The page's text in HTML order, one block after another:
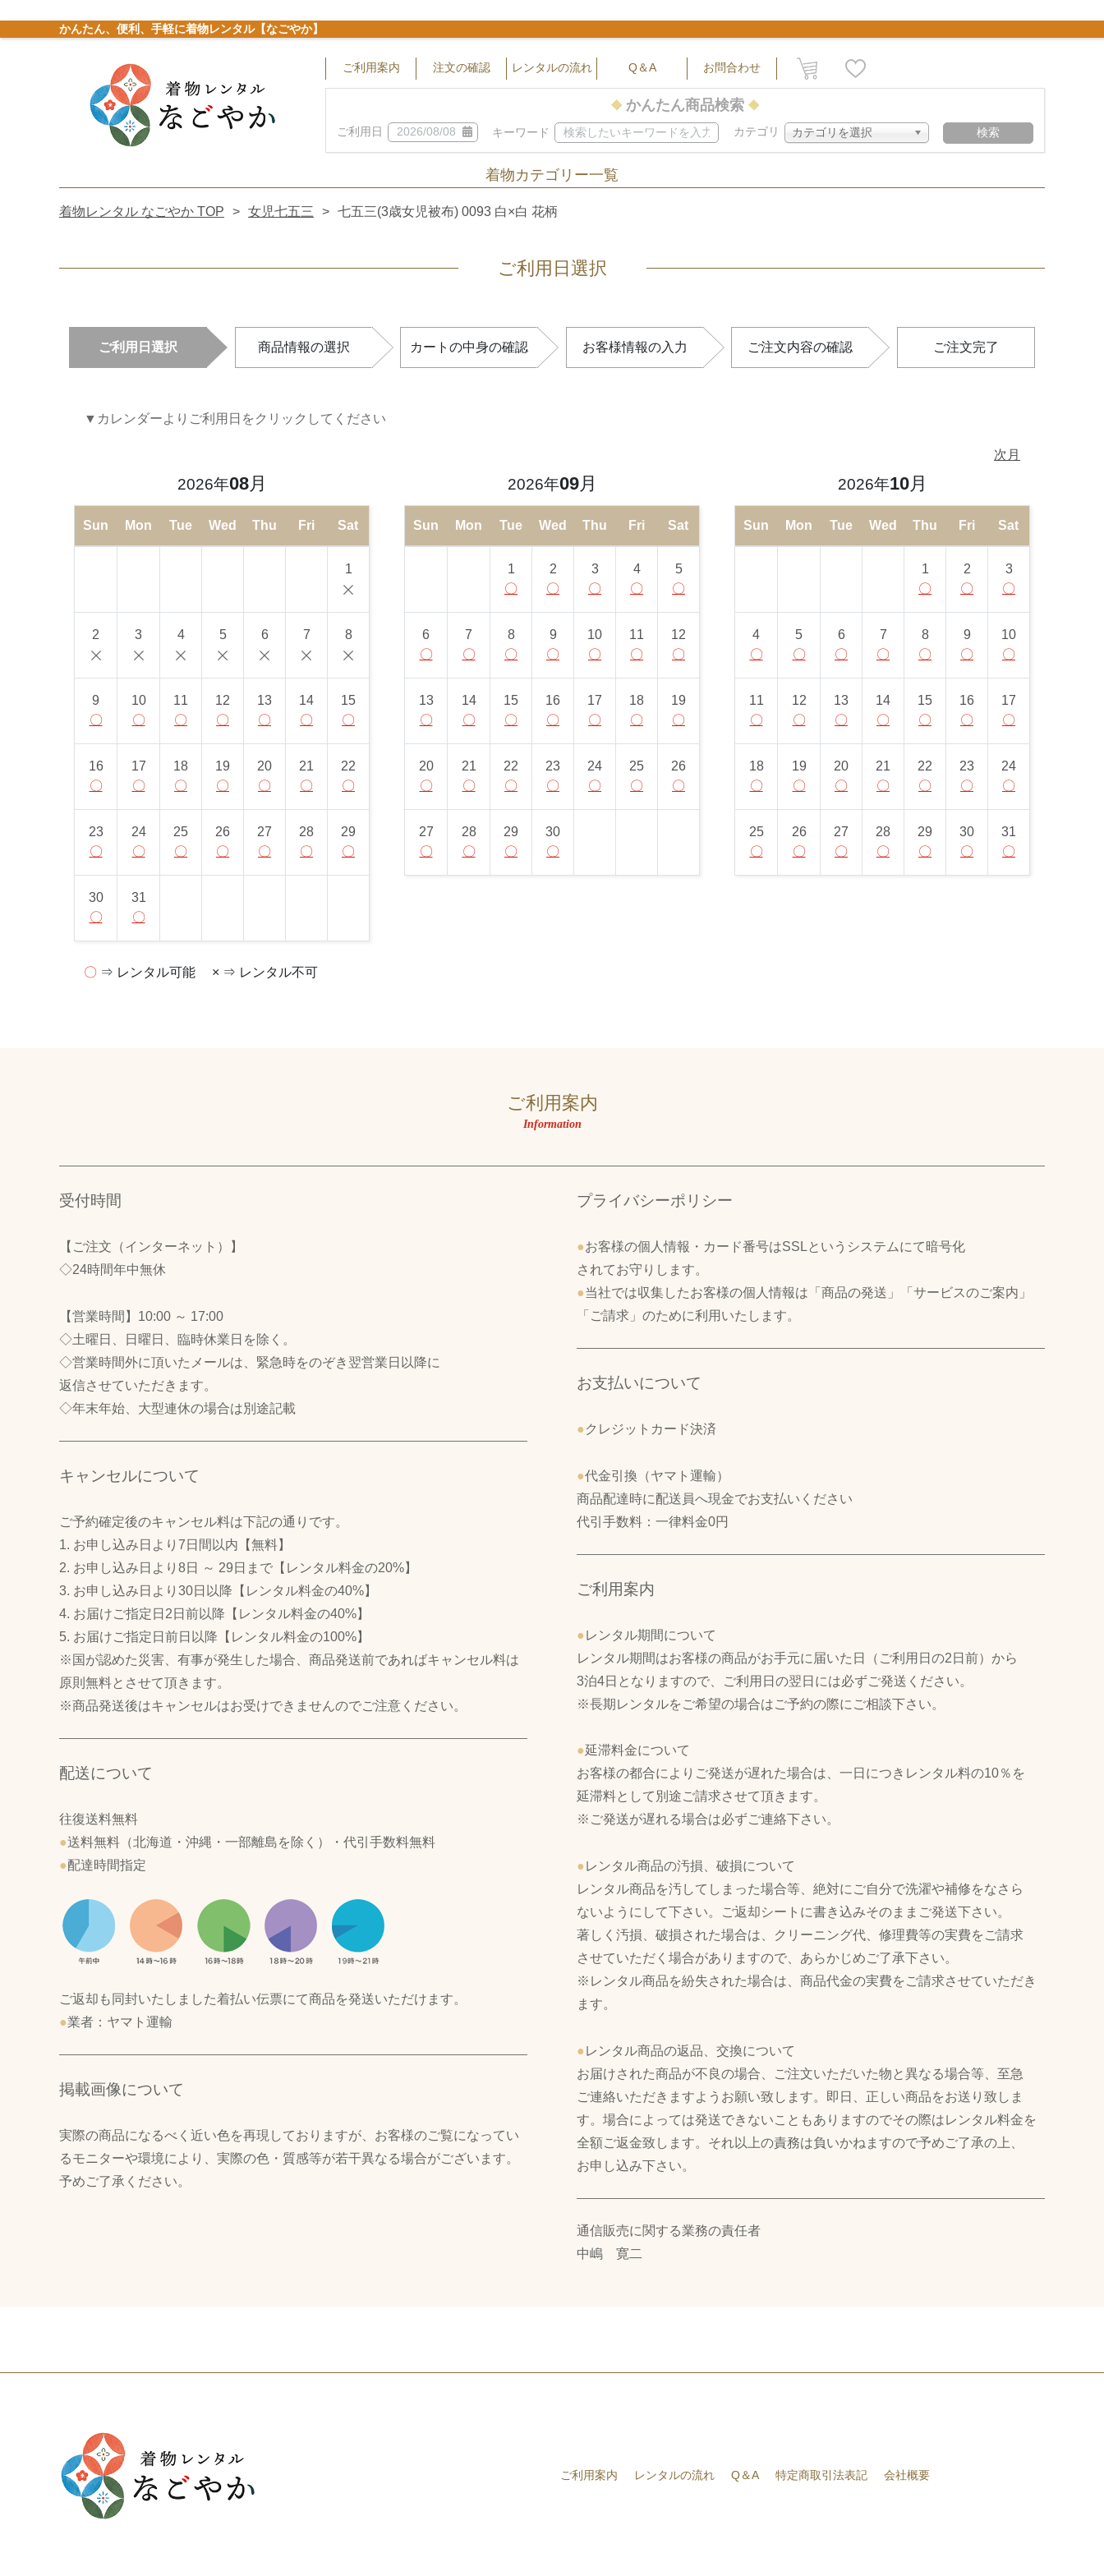
閉じる 検索
かんたん、便利、手軽に着物レンタル【なごやか】
ご利用案内 注文の確認 レンタルの流れ Q＆A お問合わせ
かんたん商品検索
ご利用日 キーワード カテゴリ カテゴリを選択 検索
着物カテゴリー一覧
着物レンタル なごやか TOP > 女児七五三 > 七五三(3歳女児被布) 0093 白×白 花柄
ご利用日選択
ご利用日選択 商品情報の選択 カートの中身の確認 お客様情報の入力 ご注文内容の確認 ご注文完了
▼カレンダーよりご利用日をクリックしてください
次月
2026年08月
Sun Mon Tue Wed Thu Fri Sat
1
2 3 4 5 6 7 8
9
〇
10
〇
11
〇
12
〇
13
〇
14
〇
15
〇
16
〇
17
〇
18
〇
19
〇
20
〇
21
〇
22
〇
23
〇
24
〇
25
〇
26
〇
27
〇
28
〇
29
〇
30
〇
31
〇
2026年09月
Sun Mon Tue Wed Thu Fri Sat
1
〇
2
〇
3
〇
4
〇
5
〇
6
〇
7
〇
8
〇
9
〇
10
〇
11
〇
12
〇
13
〇
14
〇
15
〇
16
〇
17
〇
18
〇
19
〇
20
〇
21
〇
22
〇
23
〇
24
〇
25
〇
26
〇
27
〇
28
〇
29
〇
30
〇
2026年10月
Sun Mon Tue Wed Thu Fri Sat
1
〇
2
〇
3
〇
4
〇
5
〇
6
〇
7
〇
8
〇
9
〇
10
〇
11
〇
12
〇
13
〇
14
〇
15
〇
16
〇
17
〇
18
〇
19
〇
20
〇
21
〇
22
〇
23
〇
24
〇
25
〇
26
〇
27
〇
28
〇
29
〇
30
〇
31
〇
〇 ⇒ レンタル可能 × ⇒ レンタル不可
ご利用案内
Information
受付時間
【ご注文（インターネット）】
◇24時間年中無休
【営業時間】10:00 ～ 17:00
◇土曜日、日曜日、臨時休業日を除く。
◇営業時間外に頂いたメールは、緊急時をのぞき翌営業日以降に
返信させていただきます。
◇年末年始、大型連休の場合は別途記載
キャンセルについて
ご予約確定後のキャンセル料は下記の通りです。
1. お申し込み日より7日間以内 【無料】
2. お申し込み日より8日 ～ 29日まで 【レンタル料金の20%】
3. お申し込み日より30日以降 【レンタル料金の40%】
4. お届けご指定日2日前以降 【レンタル料金の40%】
5. お届けご指定日前日以降 【レンタル料金の100%】
※国が認めた災害、有事が発生した場合、商品発送前であればキャンセル料は
原則無料とさせて頂きます。
※商品発送後はキャンセルはお受けできませんのでご注意ください。
配送について
往復送料無料
●送料無料（北海道・沖縄・一部離島を除く）・代引手数料無料
●配達時間指定
ご返却も同封いたしました着払い伝票にて商品を発送いただけます。
●業者：ヤマト運輸
掲載画像について
実際の商品になるべく近い色を再現しておりますが、お客様のご覧になってい
るモニターや環境により、実際の色・質感等が若干異なる場合がございます。
予めご了承ください。
プライバシーポリシー
●お客様の個人情報・カード番号はSSLというシステムにて暗号化
されてお守りします。
●当社では収集したお客様の個人情報は「商品の発送」「サービスのご案内」
「ご請求」のために利用いたします。
お支払いについて
●クレジットカード決済
●代金引換（ヤマト運輸）
商品配達時に配送員へ現金でお支払いください
代引手数料：一律料金0円
ご利用案内
●レンタル期間について
レンタル期間はお客様の商品がお手元に届いた日（ご利用日の2日前）から
3泊4日となりますので、ご利用日の翌日には必ずご発送ください。
※長期レンタルをご希望の場合はご予約の際にご相談下さい。
●延滞料金について
お客様の都合によりご発送が遅れた場合は、一日につきレンタル料の10％を
延滞料として別途ご請求させて頂きます。
※ご発送が遅れる場合は必ずご連絡下さい。
●レンタル商品の汚損、破損について
レンタル商品を汚してしまった場合等、絶対にご自分で洗濯や補修をなさら
ないようにして下さい。ご返却シートに書き込みそのままご発送下さい。
著しく汚損、破損された場合は、クリーニング代、修理費等の実費をご請求
させていただく場合がありますので、あらかじめご了承下さい。
※レンタル商品を紛失された場合は、商品代金の実費をご請求させていただき
ます。
●レンタル商品の返品、交換について
お届けされた商品が不良の場合、ご注文いただいた物と異なる場合等、至急
ご連絡いただきますようお願い致します。即日、正しい商品をお送り致しま
す。場合によっては発送できないこともありますのでその際はレンタル料金を
全額ご返金致します。それ以上の責務は負いかねますので予めご了承の上、
お申し込み下さい。
通信販売に関する業務の責任者
中嶋 寛二
ご利用案内 レンタルの流れ Q＆A 特定商取引法表記 会社概要